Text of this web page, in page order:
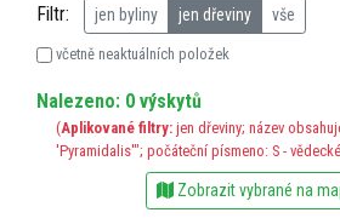
Filtr: jen byliny jen dřeviny vše
včetně neaktuálních položek
Nalezeno: 0 výskytů
(Aplikované filtry: jen dřeviny; název
'Pyramidalis'"; počáteční písmeno: S -
Zobrazit vybrané na